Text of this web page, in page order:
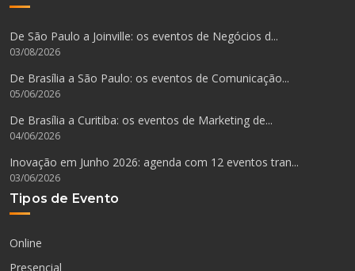
De São Paulo a Joinville: os eventos de Negócios d...
03/08/2026
De Brasília a São Paulo: os eventos de Comunicação...
05/06/2026
De Brasília a Curitiba: os eventos de Marketing de...
04/06/2026
Inovação em Junho 2026: agenda com 12 eventos tran...
03/06/2026
Tipos de Evento
Online
Presencial